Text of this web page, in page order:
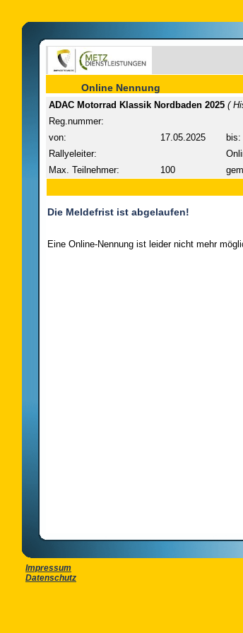
Online Nennung
ADAC Motorrad Klassik Nordbaden 2025 (
Reg.nummer:
von:
17.05.2025 bis:
Rallyeleiter:
Max. Teilnehmer:
100
Die Meldefrist ist abgelaufen!
Eine Online-Nennung ist leider nicht mehr
Impressum
Datenschutz